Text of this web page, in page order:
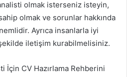
olmak isterseniz isteyin,
olmak ve sorunlar hakkında
Ayrıca insanlarla iyi
iletişim kurabilmelisiniz.
İçin CV Hazırlama Rehberini